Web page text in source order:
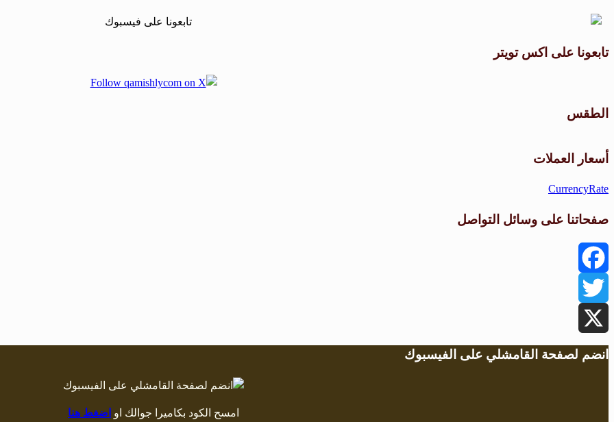
تابعونا على اكس تويتر
الطقس
أسعار العملات
CurrencyRate
صفحاتنا على وسائل التواصل
Facebook
Twitter
X
انضم لصفحة القامشلي على الفيسبوك
امسح الكود بكاميرا جوالك او اضغط هنا